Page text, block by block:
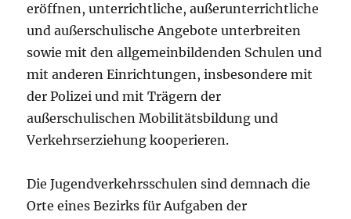
eröffnen, unterrichtliche, außerunterrichtliche
und außerschulische Angebote unterbreiten
sowie mit den allgemeinbildenden Schulen und
mit anderen Einrichtungen, insbesondere mit
der Polizei und mit Trägern der
außerschulischen Mobilitätsbildung und
Verkehrserziehung kooperieren.
Die Jugendverkehrsschulen sind demnach die
Orte eines Bezirks für Aufgaben der